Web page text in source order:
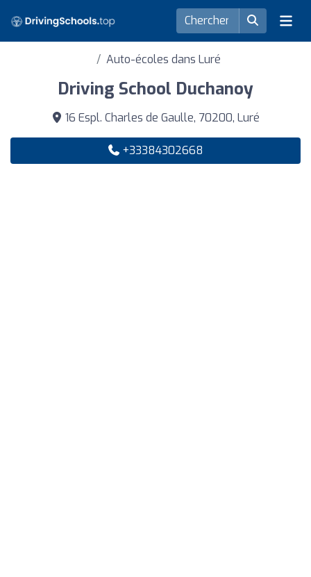
Auto-écoles dans Luré
Driving School Duchanoy
16 Espl. Charles de Gaulle, 70200, Luré
+33384302668